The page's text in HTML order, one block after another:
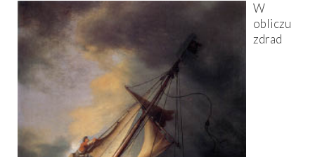
W
obliczu
zdrad